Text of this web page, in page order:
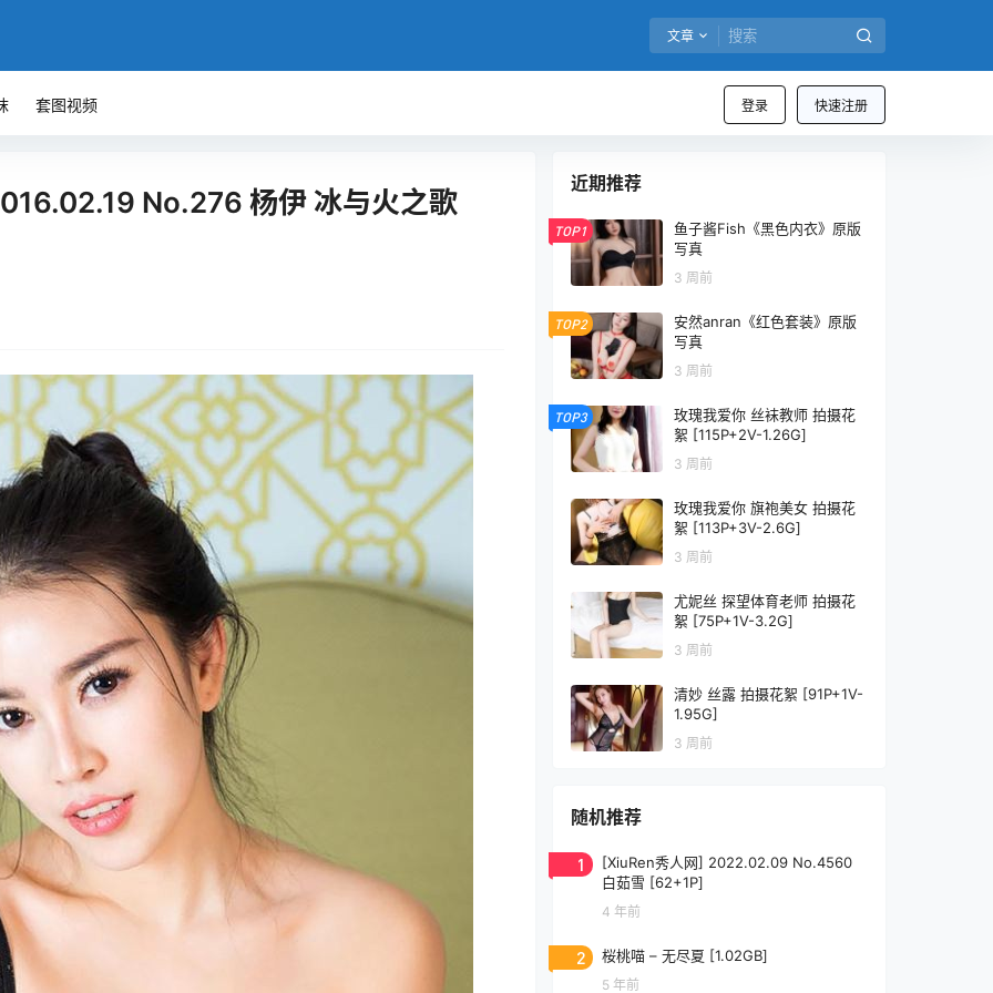
文章
登录 快速注册
套图视频
No.276 杨伊 冰与火之歌
近期推荐
TOP1
鱼子酱Fish《黑色内衣》原版
写真
3 周前
TOP2
安然anran《红色套装》原版
写真
3 周前
TOP3
玫瑰我爱你 丝袜教师 拍摄花
絮 [115P+2V-1.26G]
3 周前
玫瑰我爱你 旗袍美女 拍摄花
絮 [113P+3V-2.6G]
3 周前
尤妮丝 探望体育老师 拍摄花
絮 [75P+1V-3.2G]
3 周前
清妙 丝露 拍摄花絮 [91P+1V-
1.95G]
3 周前
随机推荐
1
[XiuRen秀人网] 2022.02.09 No.4560
白茹雪 [62+1P]
4 年前
2 桜桃喵 – 无尽夏 [1.02GB]
5 年前